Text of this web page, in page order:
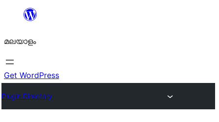
ഉള്ളടക്കത്തിലേക്ക്
മലയാളം
Get WordPress
Plugin Directory